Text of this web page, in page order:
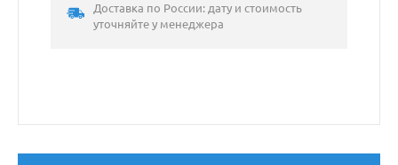
Доставка по России: дату и стоимость
уточняйте у менеджера